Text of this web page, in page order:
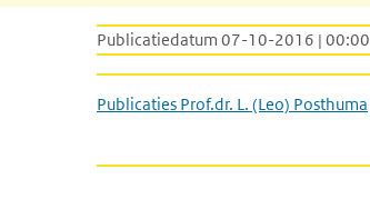
Publicatiedatum 07-10-2016 | 00:00
Publicaties Prof.dr. L. (Leo) Posthuma